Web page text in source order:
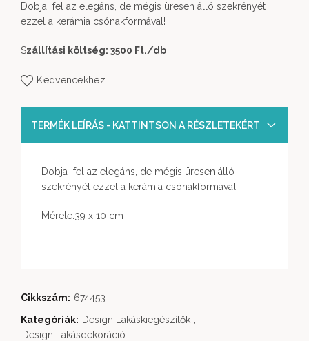
Dobja fel az elegáns, de mégis üresen álló szekrényét
ezzel a kerámia csónakformával!
Szállítási költség: 3500 Ft./db
Kedvencekhez
TERMÉK LEÍRÁS - KATTINTSON A RÉSZLETEKÉRT
Dobja fel az elegáns, de mégis üresen álló
szekrényét ezzel a kerámia csónakformával!
Mérete:39 x 10 cm
Cikkszám: 674453
Kategóriák: Design Lakáskiegészítők
Design Lakásdekoráció